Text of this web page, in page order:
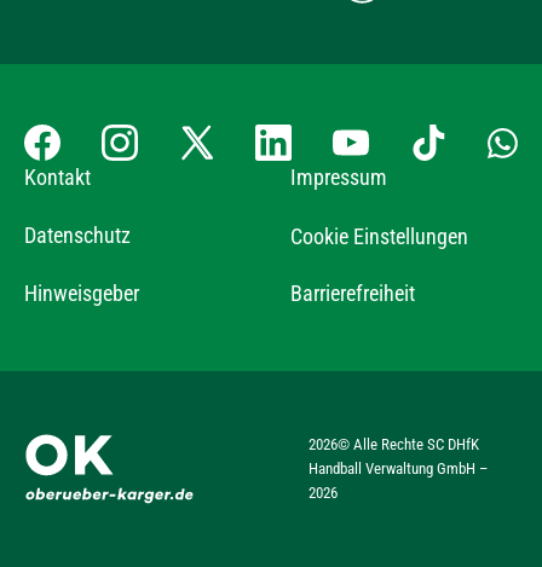
Kontakt Impressum
Datenschutz Cookie Einstellungen
Hinweisgeber Barrierefreiheit
2026© Alle Rechte SC DHfK
Handball Verwaltung GmbH –
2026